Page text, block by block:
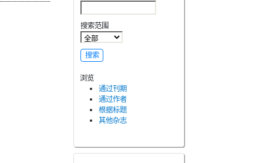
搜索范围
浏览
通过刊期
通过作者
根据标题
其他杂志